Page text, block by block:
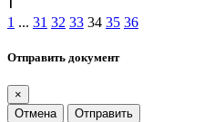
1 ... 31 32 33 34 35 36
Отправить документ
×
Отмена
Отправить